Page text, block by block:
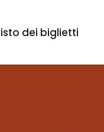
dei biglietti